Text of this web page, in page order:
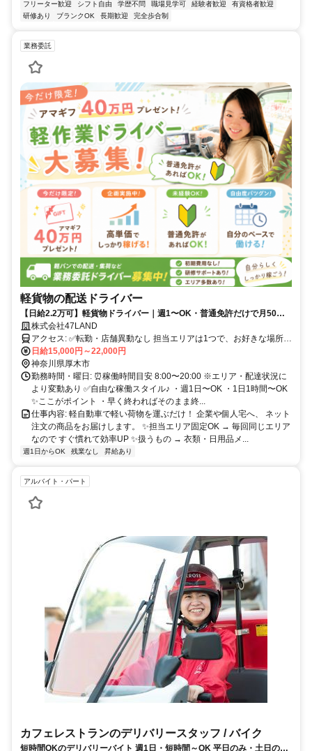
フリーター歓迎 シフト自由 学歴不問 職場見学可 経験者歓迎
有資格者歓迎
研修あり
ブランクOK 長期歓迎 完全歩合制
業務委託
軽貨物の配送ドライバー
【日給2.2万可】軽貨物ドライバー｜週1〜OK・普通免許だけで月50万
超も可
株式会社47LAND
アクセス: ✅転勤・店舗異動なし 担当エリアは1つで、お好きな場所を
選べます。 直行直帰OKなので、ご自宅近くなど、 ご希望の配送エリ
アをご相談ください⭐️
日給15,000円～22,000円
神奈川県厚木市
勤務時間・曜日: ⏰稼働時間目安 8:00〜20:00 ※エリア・配達状況に
より変動あり ✅自由な稼働スタイル♪ ・週1日〜OK ・1日1時間〜OK
✨ここがポイント ・早く終わればそのまま終...
仕事内容: 軽自動車で軽い荷物を運ぶだけ！ 企業や個人宅へ、 ネット
注文の商品をお届けします。 ✨担当エリア固定OK → 毎回同じエリア
なので すぐ慣れて効率UP ✨扱うもの → 衣類・日用品メ...
週1日からOK 残業なし 昇給あり
アルバイト・パート
カフェレストランのデリバリースタッフ / バイク
短時間OKのデリバリーバイト 週1日・短時間～OK 平日のみ・土日のみ